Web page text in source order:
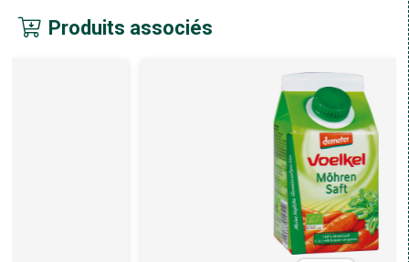
stress”.
alimentation, de nombreuses personnes ont du mal à leur donner un
coup de pouce significatif, selon Maggie Ward, RDN, directrice
nutritionnelle de The Ultra Wellness Center à Lenox, Mass.
Souvent, les individus pensent qu’il faut changer radicalement de
régime pour adopter une alimentation à base de plantes, mais elle
suggère qu’il est en fait préférable d’y aller doucement et d’ajouter des
“Chaque fois que vous faites un changement alimentaire assez
important, votre corps a besoin de temps pour s’adapter”, dit-elle. “Si
Produits associés